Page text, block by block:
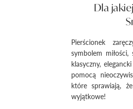
Dla
Pierścionek
symbolem
klasyczny,
pomocą
które sprawiają,
wyjątkowe!